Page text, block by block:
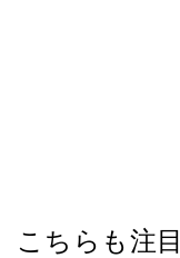
こちらも注目